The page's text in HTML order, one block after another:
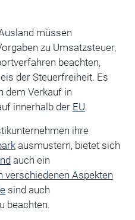
müssen
zu Umsatzsteuer,
beachten,
der Steuerfreiheit. Es
dem Verkauf in
innerhalb der EU.
ihre
ausmustern, bietet sich
auch ein
verschiedenen Aspekten
sind auch
beachten.